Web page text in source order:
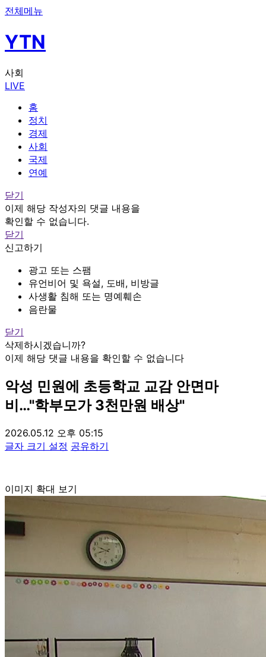
전체메뉴
YTN
사회
LIVE
홈
정치
경제
사회
국제
연예
닫기
이제 해당 작성자의 댓글 내용을
확인할 수 없습니다.
닫기
신고하기
광고 또는 스팸
유언비어 및 욕설, 도배, 비방글
사생활 침해 또는 명예훼손
음란물
닫기
삭제하시겠습니까?
이제 해당 댓글 내용을 확인할 수 없습니다
악성 민원에 초등학교 교감 안면마
비…"학부모가 3천만원 배상"
2026.05.12 오후 05:15
글자 크기 설정 공유하기
이미지 확대 보기